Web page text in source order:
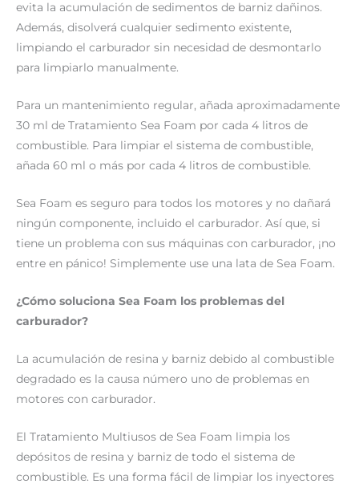
evita la acumulación de sedimentos de barniz dañinos.
Además, disolverá cualquier sedimento existente,
limpiando el carburador sin necesidad de desmontarlo
para limpiarlo manualmente.
Para un mantenimiento regular, añada aproximadamente
30 ml de Tratamiento Sea Foam por cada 4 litros de
combustible. Para limpiar el sistema de combustible,
añada 60 ml o más por cada 4 litros de combustible.
Sea Foam es seguro para todos los motores y no dañará
ningún componente, incluido el carburador. Así que, si
tiene un problema con sus máquinas con carburador, ¡no
entre en pánico! Simplemente use una lata de Sea Foam.
¿Cómo soluciona Sea Foam los problemas del
carburador?
La acumulación de resina y barniz debido al combustible
degradado es la causa número uno de problemas en
motores con carburador.
El Tratamiento Multiusos de Sea Foam limpia los
depósitos de resina y barniz de todo el sistema de
combustible. Es una forma fácil de limpiar los inyectores